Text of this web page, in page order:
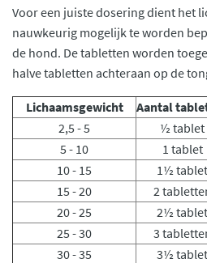
Voor een juiste dosering dient het
nauwkeurig mogelijk te worden
de hond. De tabletten worden
halve tabletten achteraan op de
Lichaamsgewicht
Aantal
2,5 - 5
½ tablet
5 - 10
1 tablet
10 - 15
1½ tablet
15 - 20
2
20 - 25
2½ tablet
25 - 30
3
30 - 35
3½ tablet